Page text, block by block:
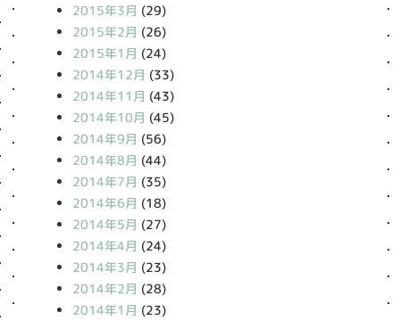
2015年3月 (29)
2015年2月 (26)
2015年1月 (24)
2014年12月 (33)
2014年11月 (43)
2014年10月 (45)
2014年9月 (56)
2014年8月 (44)
2014年7月 (35)
2014年6月 (18)
2014年5月 (27)
2014年4月 (24)
2014年3月 (23)
2014年2月 (28)
2014年1月 (23)